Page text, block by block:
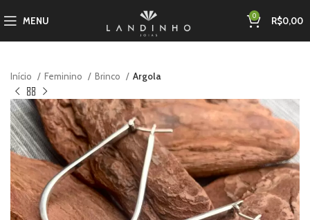
MENU 0 R$0,00
Início Feminino Brinco Argola